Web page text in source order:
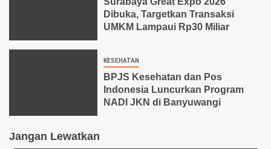
Dibuka, Targetkan Transaksi
UMKM Lampaui Rp30 Miliar
KESEHATAN
BPJS Kesehatan dan Pos
Indonesia Luncurkan Program
NADI JKN di Banyuwangi
Jangan Lewatkan